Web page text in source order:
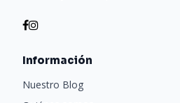
Información
Nuestro Blog